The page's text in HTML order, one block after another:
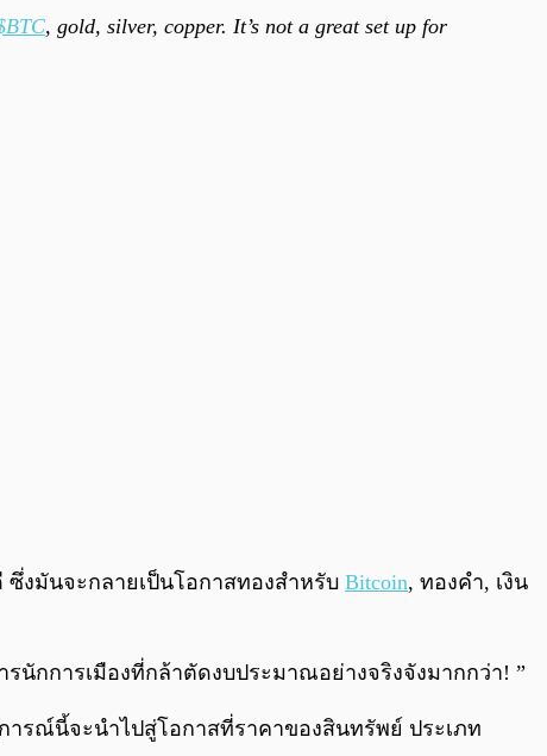
, gold, silver, copper. It’s not a great set up for
งมันจะกลายเป็นโอกาสทองสำหรับ Bitcoin, ทองคำ, เงิน
นักการเมืองที่กล้าตัดงบประมาณอย่างจริงจังมากกว่า! ”
ารณ์นี้จะนำไปสู่โอกาสที่ราคาของสินทรัพย์ ประเภท